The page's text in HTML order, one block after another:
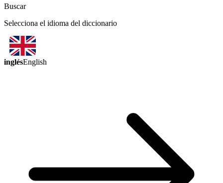
Buscar
Selecciona el idioma del diccionario
inglésEnglish